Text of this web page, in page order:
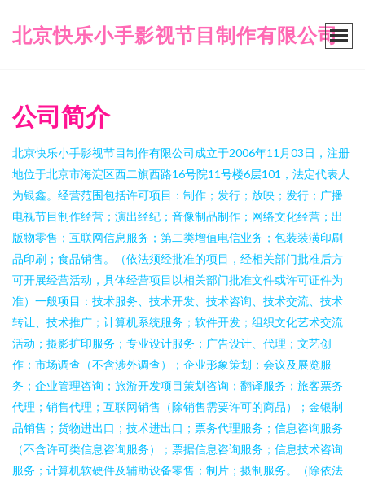
北京快乐小手影视节目制作有限公司
公司简介
北京快乐小手影视节目制作有限公司成立于2006年11月03日，注册
地位于北京市海淀区西二旗西路16号院11号楼6层101，法定代表人
为银鑫。经营范围包括许可项目：制作；发行；放映；发行；广播
电视节目制作经营；演出经纪；音像制品制作；网络文化经营；出
版物零售；互联网信息服务；第二类增值电信业务；包装装潢印刷
品印刷；食品销售。（依法须经批准的项目，经相关部门批准后方
可开展经营活动，具体经营项目以相关部门批准文件或许可证件为
准）一般项目：技术服务、技术开发、技术咨询、技术交流、技术
转让、技术推广；计算机系统服务；软件开发；组织文化艺术交流
活动；摄影扩印服务；专业设计服务；广告设计、代理；文艺创
作；市场调查（不含涉外调查）；企业形象策划；会议及展览服
务；企业管理咨询；旅游开发项目策划咨询；翻译服务；旅客票务
代理；销售代理；互联网销售（除销售需要许可的商品）；金银制
品销售；货物进出口；技术进出口；票务代理服务；信息咨询服务
（不含许可类信息咨询服务）；票据信息咨询服务；信息技术咨询
服务；计算机软硬件及辅助设备零售；制片；摄制服务。（除依法